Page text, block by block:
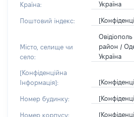
Країна: Україна
Поштовий індекс:
Місто, селище чи
село:
район /
Україна
[Конфіденційна
Інформація]:
Номер будинку:
Номер корпусу: